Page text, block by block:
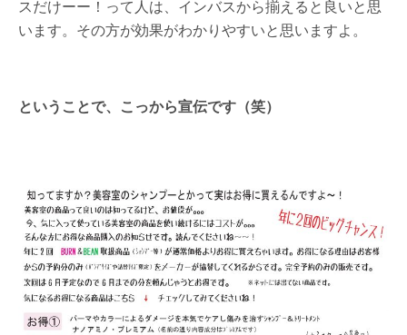
スだけーー！って人は、インバスから揃えると良いと思
います。その方が効果がわかりやすいと思いますよ。
ということで、こっから宣伝です（笑）